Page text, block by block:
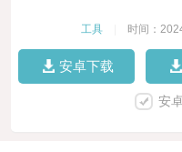
工具 时间：
安卓下载
安